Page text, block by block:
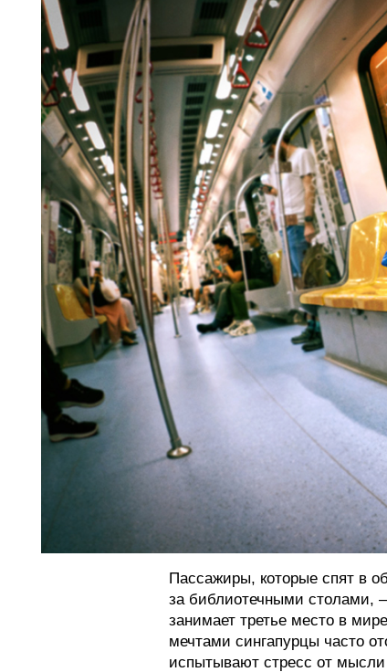
Пассажиры, которые спят в
за библиотечными столами,
занимает третье место в
мечтами сингапурцы часто
испытывают стресс от